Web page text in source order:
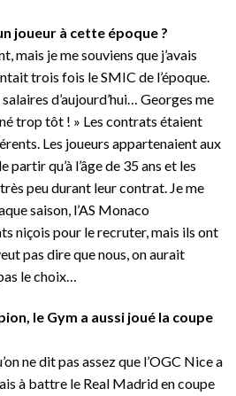
joueur à cette époque ?
mais je me souviens que j’avais
trois fois le SMIC de l’époque.
salaires d’aujourd’hui… Georges me
trop tôt ! » Les contrats étaient
Les joueurs appartenaient aux
partir qu’à l’âge de 35 ans et les
peu durant leur contrat. Je me
saison, l’AS Monaco
niçois pour le recruter, mais ils ont
pas dire que nous, on aurait
le choix…
le Gym a aussi joué la coupe
ne dit pas assez que l’OGC Nice a
à battre le Real Madrid en coupe